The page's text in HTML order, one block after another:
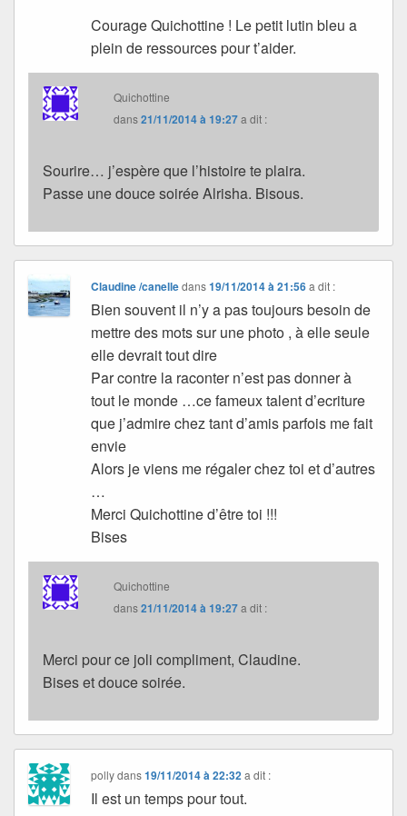
Courage Quichottine ! Le petit lutin bleu a
plein de ressources pour t’aider.
Quichottine
dans21/11/2014 à 19:27a dit :
Sourire… j’espère que l’histoire te plaira.
Passe une douce soirée Alrisha. Bisous.
Claudine /canelledans19/11/2014 à 21:56 a dit :
Bien souvent il n’y a pas toujours besoin de
mettre des mots sur une photo , à elle seule
elle devrait tout dire
Par contre la raconter n’est pas donner à
tout le monde …ce fameux talent d’ecriture
que j’admire chez tant d’amis parfois me fait
envie
Alors je viens me régaler chez toi et d’autres
…
Merci Quichottine d’être toi !!!
Bises
Quichottine
dans21/11/2014 à 19:27a dit :
Merci pour ce joli compliment, Claudine.
Bises et douce soirée.
pollydans19/11/2014 à 22:32 a dit :
Il est un temps pour tout.